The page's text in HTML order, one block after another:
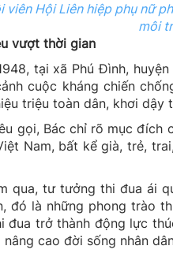
viên Hội Liên hiệp phụ nữ
môi
vượt thời gian
tại xã Phú Đình,
cuộc kháng chiến
triệu toàn dân, khơi
gọi, Bác chỉ rõ mục đích
Nam, bất kể già, trẻ,
qua, tư tưởng thi đua ái
đó là những phong trào
đua trở thành động lực
nâng cao đời sống nhân